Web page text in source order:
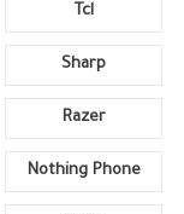
Tcl
Sharp
Razer
Nothing Phone